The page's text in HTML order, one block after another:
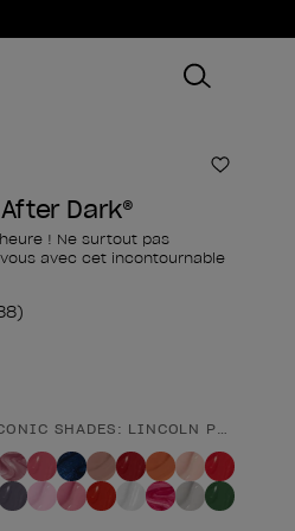
Dark®
! Ne surtout pas
avec cet incontournable
SHADES: LINCOLN PARK